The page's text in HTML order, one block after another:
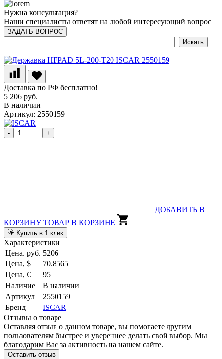
Нужна консультация?
Наши специалисты ответят на любой интересующий вопрос
ЗАДАТЬ ВОПРОС
Доставка по РФ бесплатно!
5 206 руб.
В наличии
Артикул: 2550159
- +
ДОБАВИТЬ В
КОРЗИНУ ТОВАР В КОРЗИНЕ
Купить в 1 клик
Характеристики
Цена, руб. 5206
Цена, $
70.8565
Цена, €
95
Наличие
В наличии
Артикул
2550159
Бренд
ISCAR
Отзывы о товаре
Оставляя отзыв о данном товаре, вы помогаете другим
пользователям быстрее и увереннее делать свой выбор. Мы
благодарим Вас за активность на нашем сайте.
Оставить отзыв